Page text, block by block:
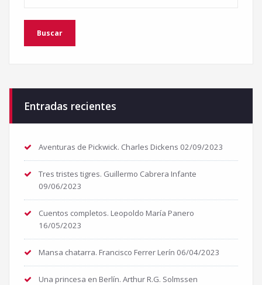
Entradas recientes
Aventuras de Pickwick. Charles Dickens 02/09/2023
Tres tristes tigres. Guillermo Cabrera Infante
09/06/2023
Cuentos completos. Leopoldo María Panero
16/05/2023
Mansa chatarra. Francisco Ferrer Lerín 06/04/2023
Una princesa en Berlín. Arthur R.G. Solmssen